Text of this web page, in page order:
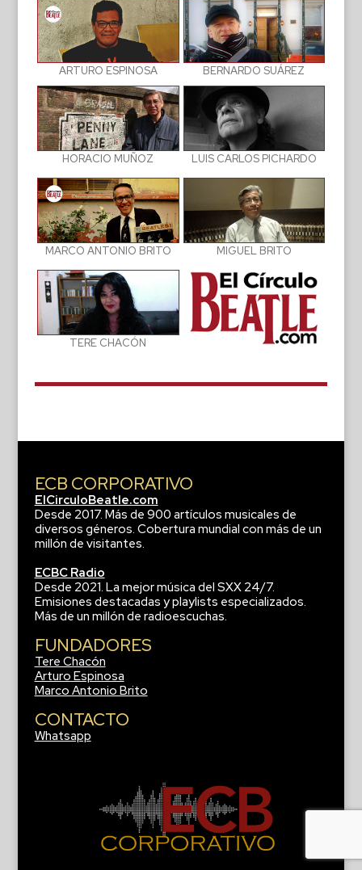
ARTURO ESPINOSA BERNARDO SUÁREZ
HORACIO MUÑOZ LUIS CARLOS PICHARDO
MARCO ANTONIO BRITO MIGUEL BRITO
TERE CHACÓN
ECB CORPORATIVO
ElCirculoBeatle.com
Desde 2017. Más de 900 artículos musicales de
diversos géneros. Cobertura mundial con más de un
millón de visitantes.
ECBC Radio
Desde 2021. La mejor música del SXX 24/7.
Emisiones destacadas y playlists especializados.
Más de un millón de radioescuchas.
FUNDADORES
Tere Chacón
Arturo Espinosa
Marco Antonio Brito
CONTACTO
Whatsapp